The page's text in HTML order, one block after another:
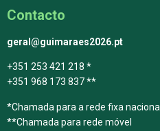
Contacto
geral@guimaraes2026.pt
+351 253 421 218 *
+351 968 173 837 **
*Chamada para a rede fixa nacional
**Chamada para rede móvel